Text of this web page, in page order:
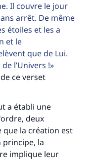
Il couvre le jour
arrêt. De même
étoiles et les a
et le
que de Lui.
l’Univers !
ce verset
a établi une
deux
la création est
principe, la
implique leur